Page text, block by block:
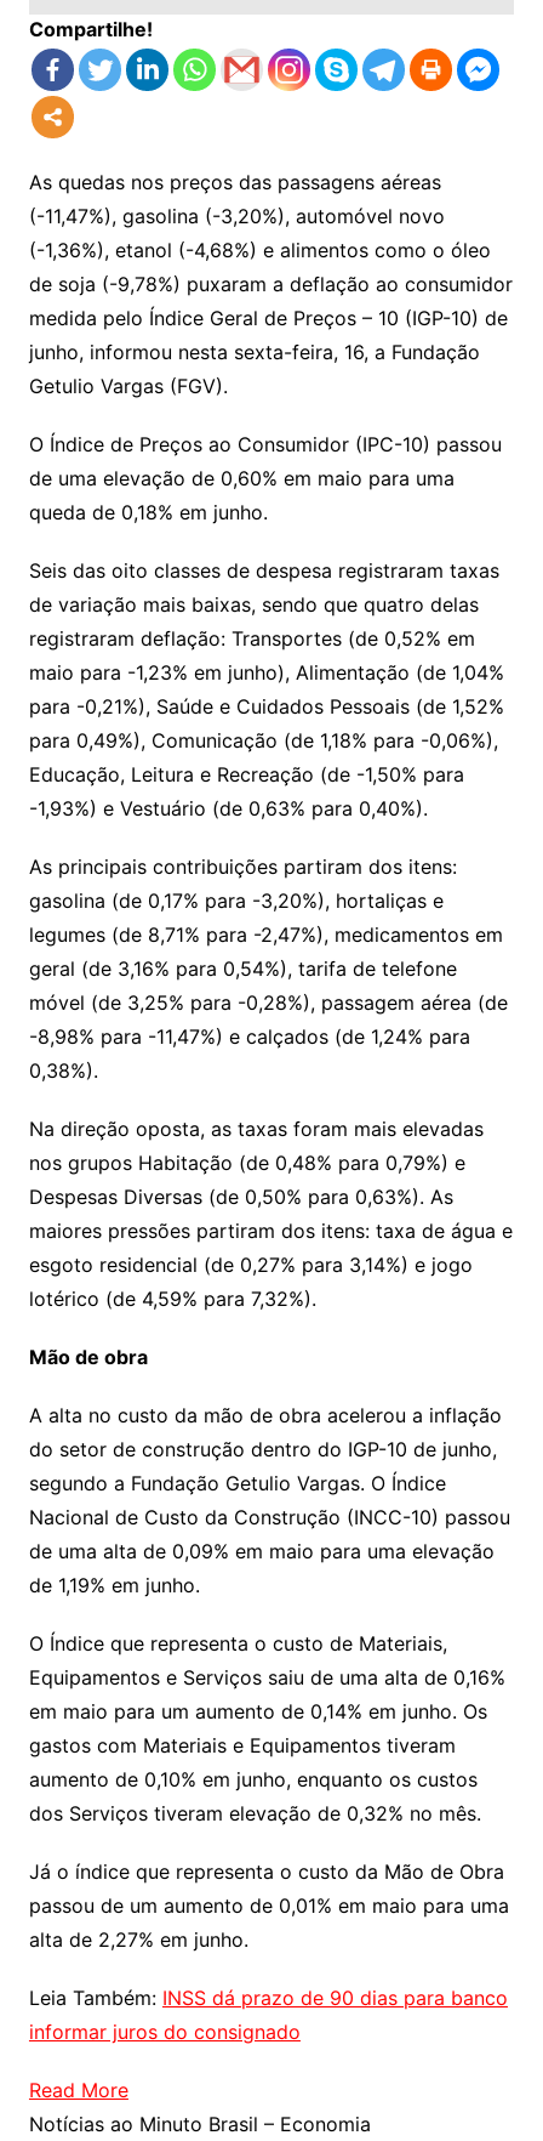
Compartilhe!
As quedas nos preços das passagens aéreas
(-11,47%), gasolina (-3,20%), automóvel novo
(-1,36%), etanol (-4,68%) e alimentos como o óleo
de soja (-9,78%) puxaram a deflação ao consumidor
medida pelo Índice Geral de Preços – 10 (IGP-10) de
junho, informou nesta sexta-feira, 16, a Fundação
Getulio Vargas (FGV).
O Índice de Preços ao Consumidor (IPC-10) passou
de uma elevação de 0,60% em maio para uma
queda de 0,18% em junho.
Seis das oito classes de despesa registraram taxas
de variação mais baixas, sendo que quatro delas
registraram deflação: Transportes (de 0,52% em
maio para -1,23% em junho), Alimentação (de 1,04%
para -0,21%), Saúde e Cuidados Pessoais (de 1,52%
para 0,49%), Comunicação (de 1,18% para -0,06%),
Educação, Leitura e Recreação (de -1,50% para
-1,93%) e Vestuário (de 0,63% para 0,40%).
As principais contribuições partiram dos itens:
gasolina (de 0,17% para -3,20%), hortaliças e
legumes (de 8,71% para -2,47%), medicamentos em
geral (de 3,16% para 0,54%), tarifa de telefone
móvel (de 3,25% para -0,28%), passagem aérea (de
-8,98% para -11,47%) e calçados (de 1,24% para
0,38%).
Na direção oposta, as taxas foram mais elevadas
nos grupos Habitação (de 0,48% para 0,79%) e
Despesas Diversas (de 0,50% para 0,63%). As
maiores pressões partiram dos itens: taxa de água e
esgoto residencial (de 0,27% para 3,14%) e jogo
lotérico (de 4,59% para 7,32%).
Mão de obra
A alta no custo da mão de obra acelerou a inflação
do setor de construção dentro do IGP-10 de junho,
segundo a Fundação Getulio Vargas. O Índice
Nacional de Custo da Construção (INCC-10) passou
de uma alta de 0,09% em maio para uma elevação
de 1,19% em junho.
O Índice que representa o custo de Materiais,
Equipamentos e Serviços saiu de uma alta de 0,16%
em maio para um aumento de 0,14% em junho. Os
gastos com Materiais e Equipamentos tiveram
aumento de 0,10% em junho, enquanto os custos
dos Serviços tiveram elevação de 0,32% no mês.
Já o índice que representa o custo da Mão de Obra
passou de um aumento de 0,01% em maio para uma
alta de 2,27% em junho.
Leia Também: INSS dá prazo de 90 dias para banco
informar juros do consignado
Read More
Notícias ao Minuto Brasil – Economia